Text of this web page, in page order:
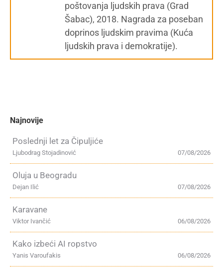
poštovanja ljudskih prava (Grad
Šabac), 2018. Nagrada za poseban
doprinos ljudskim pravima (Kuća
ljudskih prava i demokratije).
Najnovije
Poslednji let za Čipuljiće
07/08/2026
Ljubodrag Stojadinović
Oluja u Beogradu
07/08/2026
Dejan Ilić
Karavane
06/08/2026
Viktor Ivančić
Kako izbeći AI ropstvo
06/08/2026
Yanis Varoufakis